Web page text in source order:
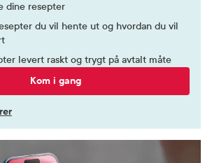
dine resepter
du vil hente ut og hvordan du vil
levert raskt og trygt på avtalt måte
Kom i gang